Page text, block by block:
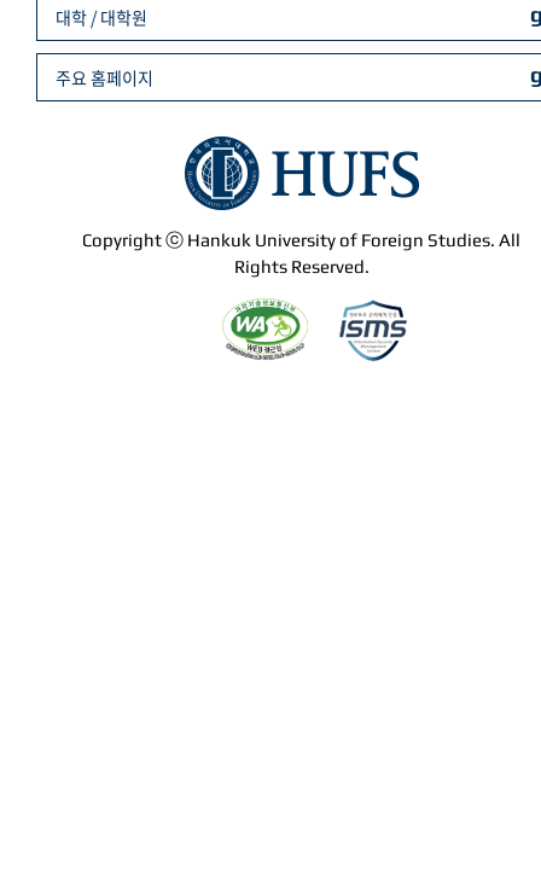
Copyright ⓒ Hankuk University of Foreign Studies. All
Rights Reserved.
대학 / 대학원
주요 홈페이지